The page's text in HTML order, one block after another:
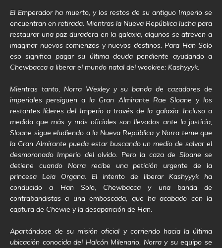
El Emperador ha muerto, y los restos de su antiguo Imperio se
encuentran en retirada. Mientras la Nueva República lucha para
restaurar una paz duradera en la galaxia, algunos se atreven a
imaginar nuevos comienzos y nuevos destinos. Para Han Solo
eso significa pagar su última deuda pendiente ayudando a
Chewbacca a liberar el mundo natal del wookiee: Kashyyyk.
Mientras tanto, Norra Wexley y su banda de cazadores de
imperiales persiguen a la Gran Almirante Rae Sloane y los
restantes líderes del Imperio a través de la galaxia. Incluso a
medida que más y más oficiales son llevados ante la justicia,
Sloane sigue eludiendo a la Nueva República y Norra teme que
la Gran Almirante pueda estar buscando un medio de salvar el
desmoronado Imperio del olvido. Pero la caza de Sloane se
detiene cuando Norra recibe una petición urgente de la
princesa Leia Organa. El intento de liberar Kashyyyk ha
conducido a Han Solo, Chewbacca y una banda de
contrabandistas a una emboscada, que ha acabado con la
captura de Chewie y la desaparición de Han.
Apartándose de su misión oficial y corriendo hacia la última
ubicación conocida del Halcón Milenario, Norra y su equipo se